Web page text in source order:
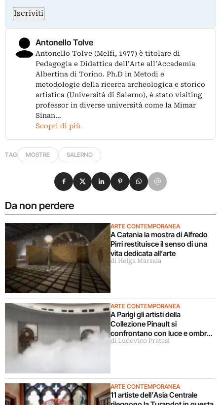
Iscriviti
Antonello Tolve
Antonello Tolve (Melfi, 1977) è titolare di
Pedagogia e Didattica dell’Arte all’Accademia
Albertina di Torino. Ph.D in Metodi e
metodologie della ricerca archeologica e storico
artistica (Università di Salerno), è stato visiting
professor in diverse università come la Mimar
Sinan…
Scopri di più
TAG MOSTRE SALERNO
Da non perdere
ARTE CONTEMPORANEA
A Catania la mostra di Alfredo
Pirri restituisce il senso di una
vita dedicata all’arte
di Helga Marsala
ARTE CONTEMPORANEA
A Parigi gli artisti della
Collezione Pinault si
confrontano con luce e ombra
in una grande mostra
di Ludovico Pratesi
ARTE CONTEMPORANEA
11 artiste dell’Asia Centrale
Condividi su Facebook
Condividi su X
Condividi su LinkedIn
Condividi su Pinterest
Condividi su WhatsApp
Condividi su Email